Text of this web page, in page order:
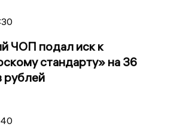
ЧОП подал иск к
стандарту» на 36
рублей